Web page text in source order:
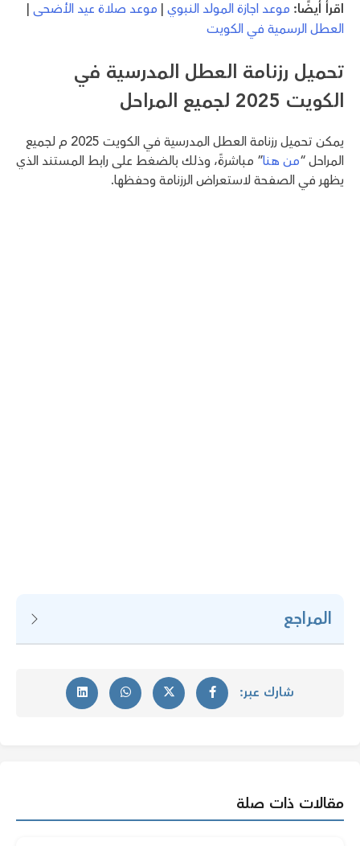
اقرأ أيضًا: موعد اجازة المولد النبوي | موعد صلاة عيد الأضحى |
العطل الرسمية في الكويت
تحميل رزنامة العطل المدرسية في
الكويت 2025 لجميع المراحل
يمكن تحميل رزنامة العطل المدرسية في الكويت 2025 م لجميع
المراحل “من هنا” مباشرةً، وذلك بالضغط على رابط المستند الذي
يظهر في الصفحة لاستعراض الرزنامة وحفظها.
المراجع
شارك عبر:
مقالات ذات صلة